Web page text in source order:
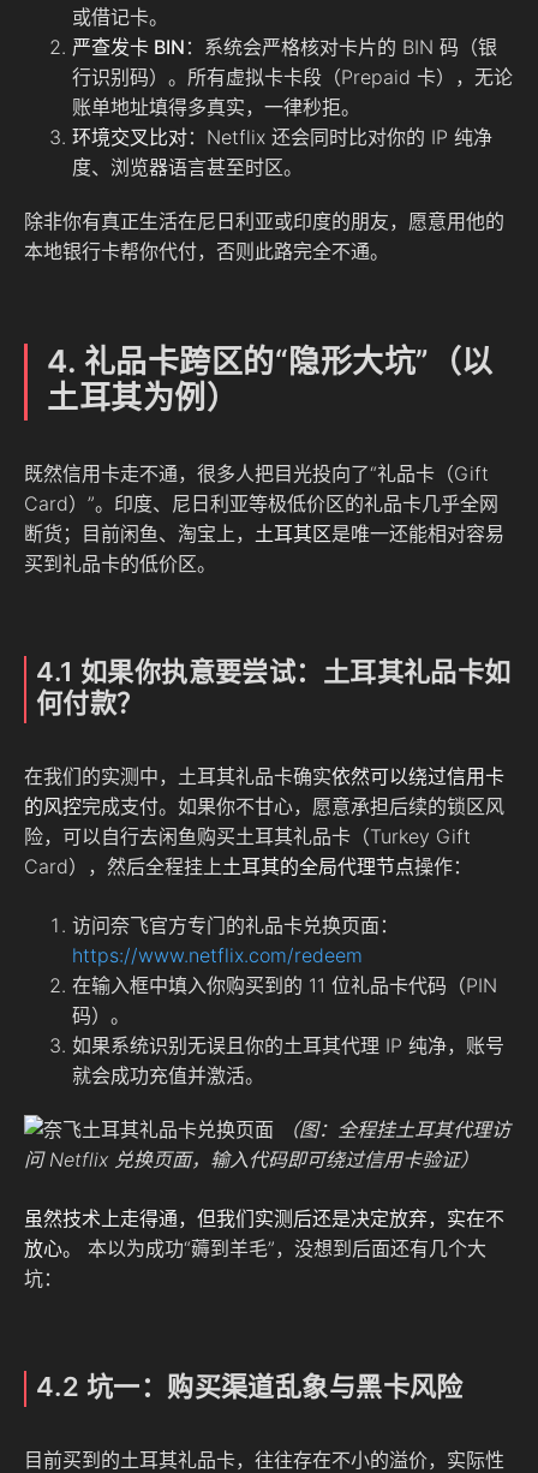
或借记卡。
严查发卡 BIN ：系统会严格核对卡片的 BIN 码（银
行识别码）。所有虚拟卡卡段（Prepaid 卡），无论
账单地址填得多真实，一律秒拒。
环境交叉比对：Netflix 还会同时比对你的 IP 纯净
度、浏览器语言甚至时区。
除非你有真正生活在尼日利亚或印度的朋友，愿意用他的
本地银行卡帮你代付，否则此路完全不通。
4. 礼品卡跨区的“隐形大坑”（以
土耳其为例）
既然信用卡走不通，很多人把目光投向了“礼品卡（Gift
Card）”。印度、尼日利亚等极低价区的礼品卡几乎全网
断货；目前闲鱼、淘宝上， 土耳其区是唯一还能相对容易
买到礼品卡的低价区。
4.1 如果你执意要尝试：土耳其礼品卡如
何付款？
在我们的实测中，土耳其礼品卡确实依然可以绕过信用卡
的风控完成支付。如果你不甘心，愿意承担后续的锁区风
险，可以自行去闲鱼购买土耳其礼品卡（Turkey Gift
Card），然后全程挂上土耳其的全局代理节点操作：
访问奈飞官方专门的礼品卡兑换页面：
https://www.netflix.com/redeem
在输入框中填入你购买到的 11 位礼品卡代码（PIN
码）。
如果系统识别无误且你的土耳其代理 IP 纯净，账号
就会成功充值并激活。
（图：全程挂土耳其代理访
问 Netflix 兑换页面，输入代码即可绕过信用卡验证）
虽然技术上走得通，但我们实测后还是决定放弃，实在不
放心。
本以为成功“薅到羊毛”，没想到后面还有几个大
坑：
4.2 坑一：购买渠道乱象与黑卡风险
目前买到的土耳其礼品卡，往往存在不小的溢价，实际性